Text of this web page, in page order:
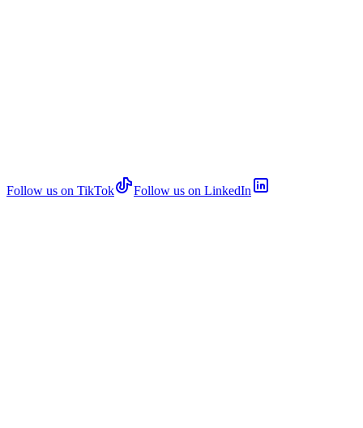
Follow us on TikTok Follow us on LinkedIn